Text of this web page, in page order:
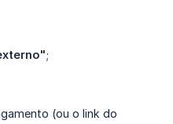
;
(ou o link do